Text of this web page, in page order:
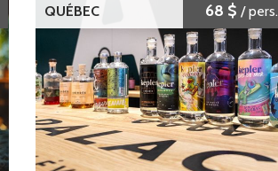
QUÉBEC 68 $ / pers.